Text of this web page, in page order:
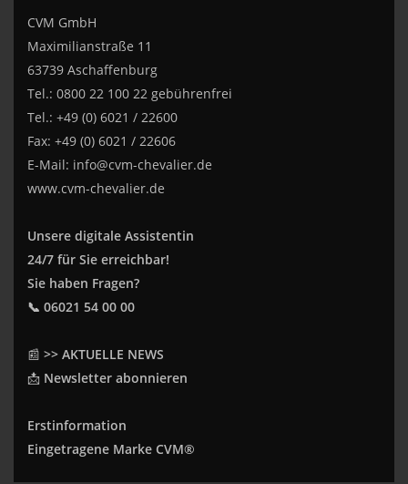
CVM GmbH
Maximilianstraße 11
63739 Aschaffenburg
Tel.: 0800 22 100 22 gebührenfrei
Tel.: +49 (0) 6021 / 22600
Fax: +49 (0) 6021 / 22606
E-Mail: info@cvm-chevalier.de
www.cvm-chevalier.de
Unsere digitale Assistentin
24/7 für Sie erreichbar!
Sie haben Fragen?
📞 06021 54 00 00
📰 >> AKTUELLE NEWS
📩 Newsletter abonnieren
Erstinformation
Eingetragene Marke CVM®